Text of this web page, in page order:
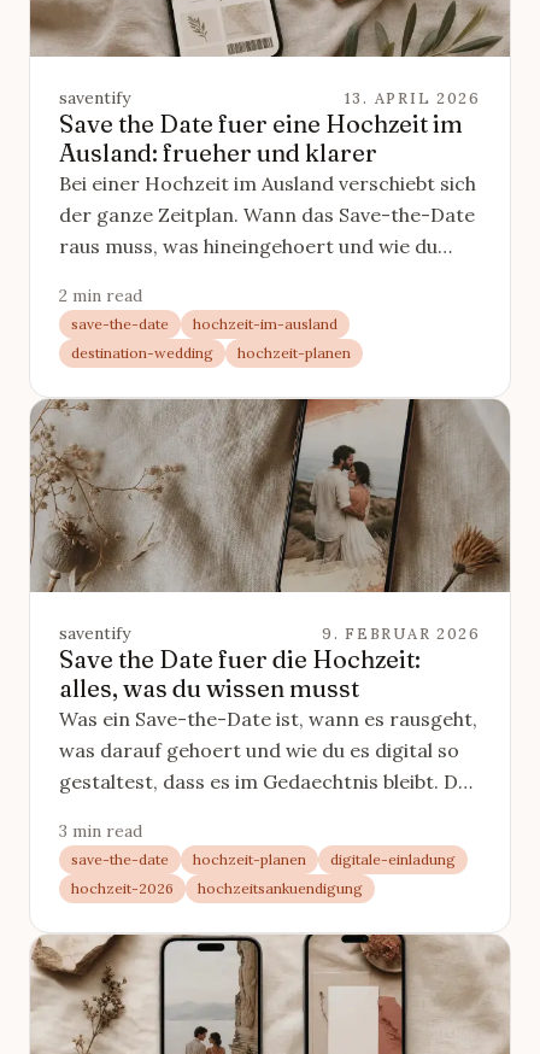
saventify 13. APRIL 2026
Save the Date fuer eine Hochzeit im
Ausland: frueher und klarer
Bei einer Hochzeit im Ausland verschiebt sich
der ganze Zeitplan. Wann das Save-the-Date
raus muss, was hineingehoert und wie du
2 min read
save-the-date
hochzeit-im-ausland
destination-wedding
hochzeit-planen
saventify 9. FEBRUAR 2026
Save the Date fuer die Hochzeit:
alles, was du wissen musst
Was ein Save-the-Date ist, wann es rausgeht,
was darauf gehoert und wie du es digital so
gestaltest, dass es im Gedaechtnis bleibt. Der
3 min read
save-the-date hochzeit-planen
digitale-einladung
hochzeit-2026
hochzeitsankuendigung